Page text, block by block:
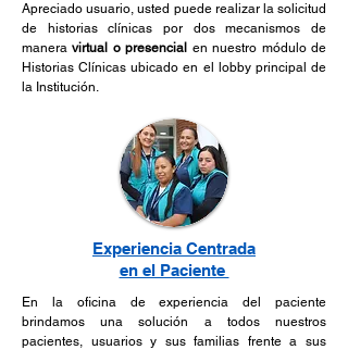
Apreciado usuario, usted puede realizar la solicitud
de historias clínicas por dos mecanismos de
maneravirtual o presencial en nuestro módulo de
Historias Clínicas ubicado en el lobby principal de
la Institución.
Experiencia Centrada
en el Paciente
En la oficina de experiencia del paciente
brindamos una solución a todos nuestros
pacientes, usuarios y sus familias frente a sus